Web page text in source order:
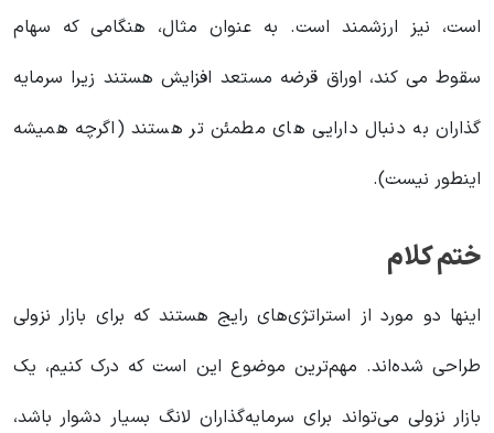
است، نیز ارزشمند است. به عنوان مثال، هنگامی که سهام
سقوط می کند، اوراق قرضه مستعد افزایش هستند زیرا سرمایه
گذاران به دنبال دارایی های مطمئن تر هستند (اگرچه همیشه
اینطور نیست).
ختم کلام
اینها دو مورد از استراتژی‌های رایج‌ هستند که برای بازار نزولی
طراحی شده‌اند. مهم‌ترین موضوع این است که درک کنیم، یک
بازار نزولی می‌تواند برای سرمایه‌گذاران لانگ بسیار دشوار باشد،